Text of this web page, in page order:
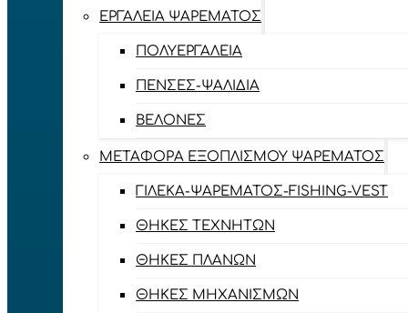
EΡΓΑΛΕΊΑ ΨΑΡΈΜΑΤΟΣ
ΠΟΛΥΕΡΓΑΛΕΊΑ
ΠΈΝΣΕΣ-ΨΑΛΊΔΙΑ
ΒΕΛΌΝΕΣ
ΜΕΤΑΦΟΡΆ ΕΞΟΠΛΙΣΜΟΎ ΨΑΡΈΜΑΤΟΣ
ΓΙΛΈΚΑ-ΨΑΡΈΜΑΤΟΣ-FISHING-VEST
ΘΉΚΕΣ ΤΕΧΝΗΤΏΝ
ΘΉΚΕΣ ΠΛΆΝΩΝ
ΘΉΚΕΣ ΜΗΧΑΝΙΣΜΏΝ